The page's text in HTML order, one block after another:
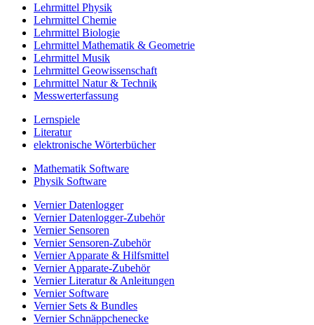
Lehrmittel Physik
Lehrmittel Chemie
Lehrmittel Biologie
Lehrmittel Mathematik & Geometrie
Lehrmittel Musik
Lehrmittel Geowissenschaft
Lehrmittel Natur & Technik
Messwerterfassung
Lernspiele
Literatur
elektronische Wörterbücher
Mathematik Software
Physik Software
Vernier Datenlogger
Vernier Datenlogger-Zubehör
Vernier Sensoren
Vernier Sensoren-Zubehör
Vernier Apparate & Hilfsmittel
Vernier Apparate-Zubehör
Vernier Literatur & Anleitungen
Vernier Software
Vernier Sets & Bundles
Vernier Schnäppchenecke